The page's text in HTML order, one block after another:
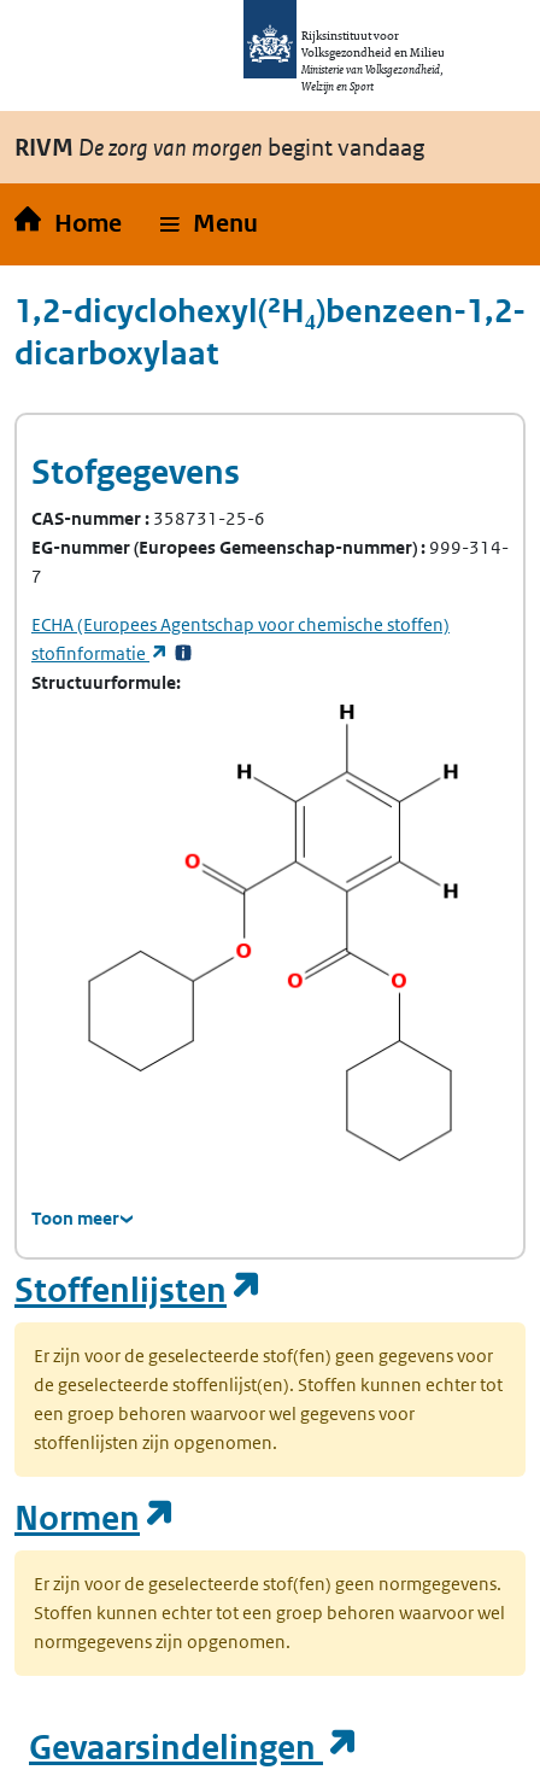
Overslaan en naar de inhoud gaan
Rijksinstituut voor
Volksgezondheid en Milieu
Ministerie van Volksgezondheid,
Welzijn en Sport
RIVM De zorg van morgen begint vandaag
Home Menu
1,2-dicyclohexyl(²H₄)benzeen-1,2-
dicarboxylaat
Stofgegevens
CAS-nummer 358731-25-6
EG-nummer(Europees Gemeenschap-nummer) 999-314-
7
ECHA(Europees Agentschap voor chemische stoffen)
stofinformatie
(opent in een nieuw tabblad)
Structuurformule
Toon meer
Stoffenlijsten
Er zijn voor de geselecteerde stof(fen) geen gegevens voor
de geselecteerde stoffenlijst(en). Stoffen kunnen echter tot
een groep behoren waarvoor wel gegevens voor
stoffenlijsten zijn opgenomen.
Normen
Er zijn voor de geselecteerde stof(fen) geen normgegevens.
Stoffen kunnen echter tot een groep behoren waarvoor wel
normgegevens zijn opgenomen.
Gevaarsindelingen